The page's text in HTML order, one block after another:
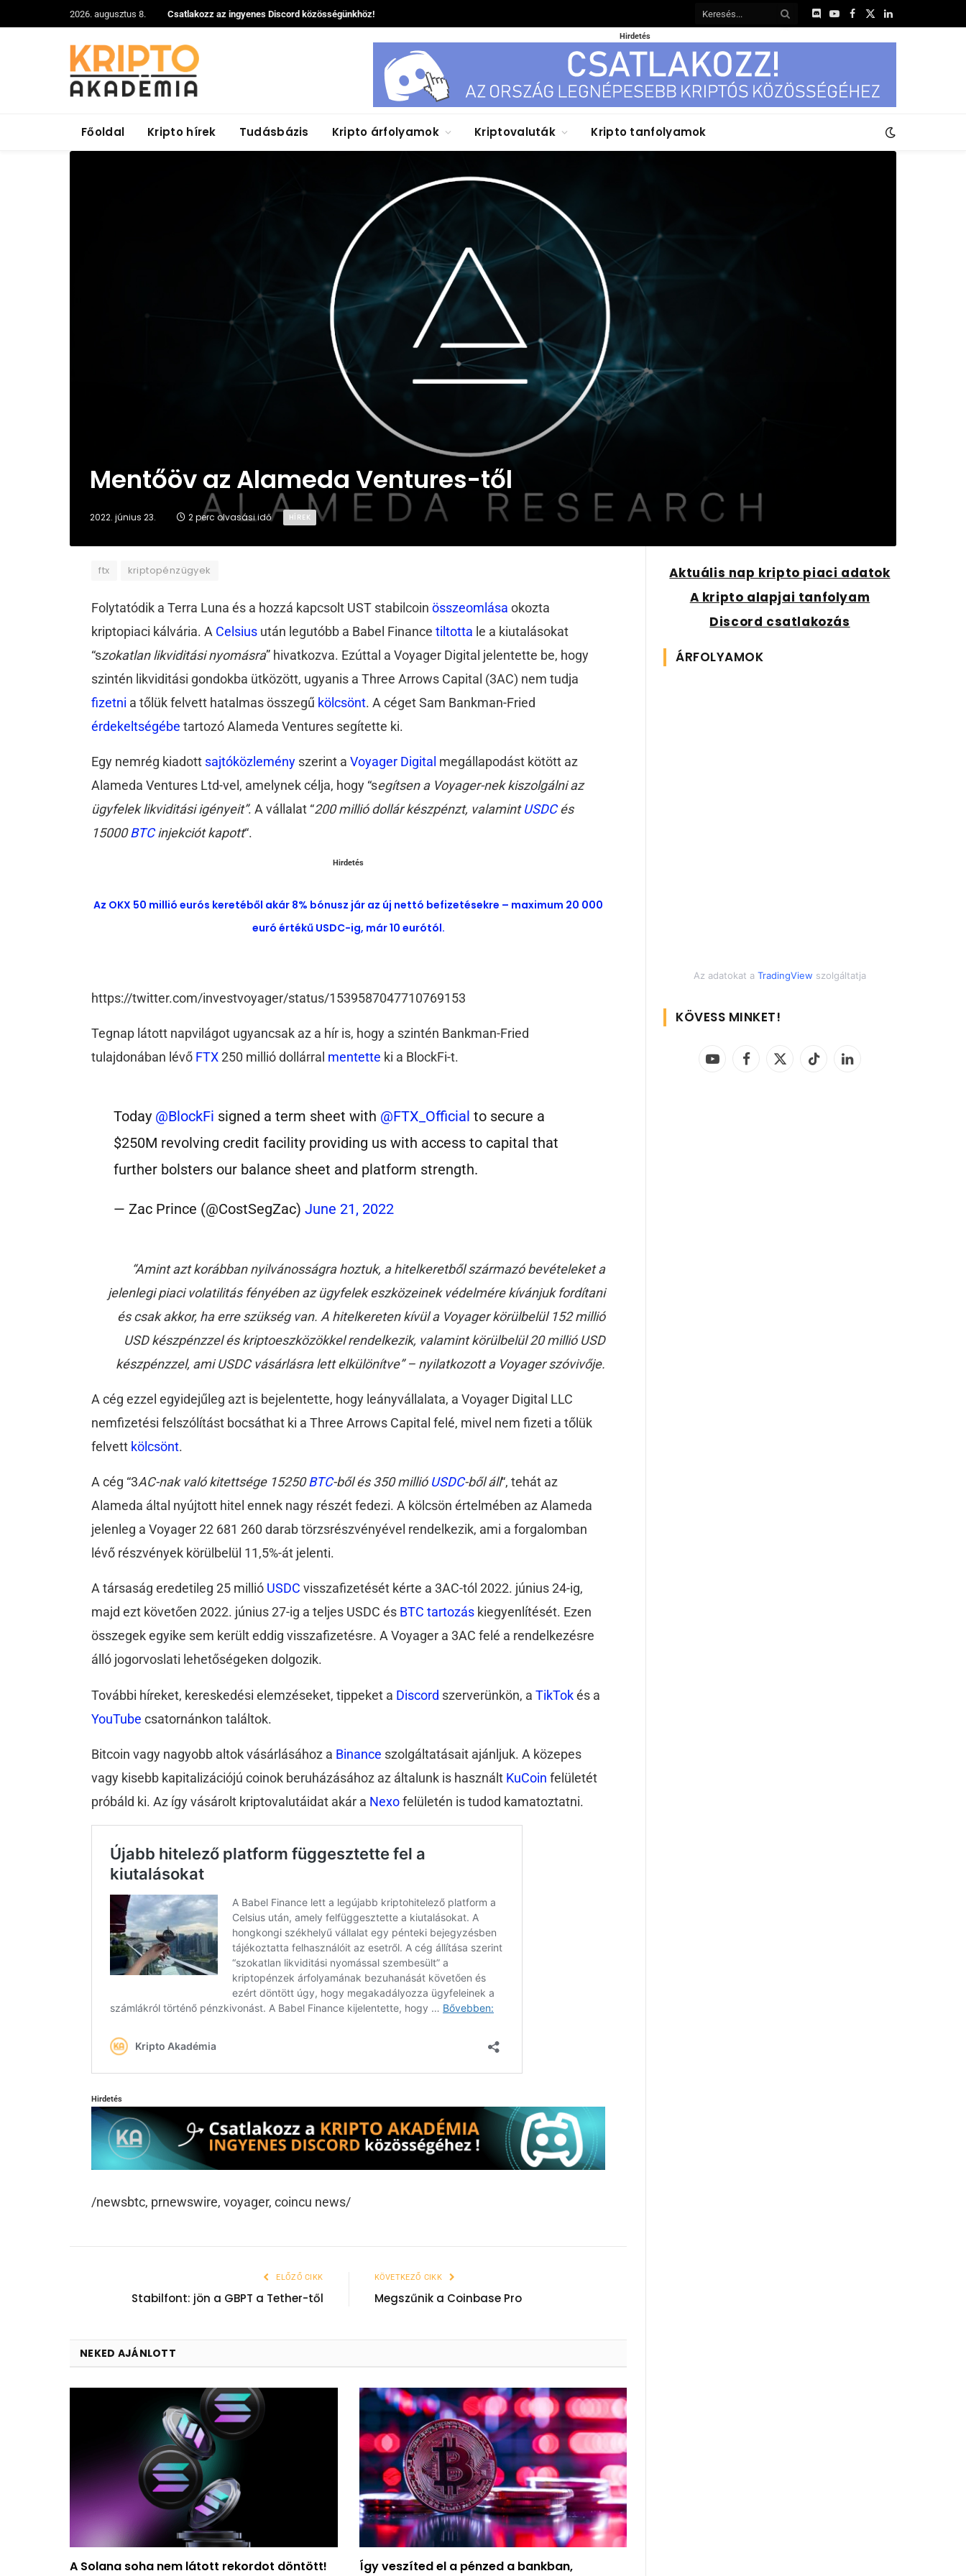
2026. augusztus 8. Csatlakozz az ingyenes Discord közösségünkhöz!
DiscordYouTube
Facebook
X
LinkedIn
Hirdetés
Főoldal Kripto hírek Tudásbázis Kripto árfolyamok Kriptovaluták Kripto tanfolyamok
Mentőöv az Alameda Ventures-től
2022. június 23. 2 perc olvasási idő HÍREK
ftx kriptopénzügyek
Folytatódik a Terra Luna és a hozzá kapcsolt UST stabilcoinösszeomlása okozta
kriptopiaci kálvária. A Celsius után legutóbb a Babel Financetiltotta le a kiutalásokat
“szokatlan likviditási nyomásra” hivatkozva. Ezúttal a Voyager Digital jelentette be, hogy
szintén likviditási gondokba ütközött, ugyanis a Three Arrows Capital (3AC) nem tudja
fizetni a tőlük felvett hatalmas összegű kölcsönt. A céget Sam Bankman-Fried
érdekeltségébe tartozó Alameda Ventures segítette ki.
Egy nemrég kiadott sajtóközlemény szerint aVoyager Digital megállapodást kötött az
Alameda Ventures Ltd-vel, amelynek célja, hogy “segítsen a Voyager-nek kiszolgálni az
ügyfelek likviditási igényeit”. A vállalat “200 millió dollár készpénzt, valamintUSDCés
15000BTCinjekciót kapott“.
Hirdetés
Az OKX 50 millió eurós keretéből akár 8% bónusz jár az új nettó befizetésekre – maximum 20 000
euró értékű USDC-ig, már 10 eurótól.
https://twitter.com/investvoyager/status/1539587047710769153
Tegnap látott napvilágot ugyancsak az a hír is, hogy a szintén Bankman-Fried
tulajdonában lévő FTX250 millió dollárral mentette ki a BlockFi-t.
Today @BlockFi signed a term sheet with @FTX_Official to secure a
$250M revolving credit facility providing us with access to capital that
further bolsters our balance sheet and platform strength.
— Zac Prince (@CostSegZac) June 21, 2022
“Amint azt korábban nyilvánosságra hoztuk, a hitelkeretből származó bevételeket a
jelenlegi piaci volatilitás fényében az ügyfelek eszközeinek védelmére kívánjuk fordítani
és csak akkor, ha erre szükség van. A hitelkereten kívül a Voyager körülbelül 152 millió
USD készpénzzel és kriptoeszközökkel rendelkezik, valamint körülbelül 20 millió USD
készpénzzel, ami USDC vásárlásra lett elkülönítve” – nyilatkozott a Voyager szóvivője.
A cég ezzel egyidejűleg azt is bejelentette, hogy leányvállalata, a Voyager Digital LLC
nemfizetési felszólítást bocsáthat ki a Three Arrows Capital felé, mivel nem fizeti a tőlük
felvett kölcsönt.
A cég “3AC-nak való kitettsége 15250BTC-ből és 350 millió USDC-ből áll“, tehát az
Alameda által nyújtott hitel ennek nagy részét fedezi. A kölcsön értelmében az Alameda
jelenleg a Voyager 22 681 260 darab törzsrészvényével rendelkezik, ami a forgalomban
lévő részvények körülbelül 11,5%-át jelenti.
A társaság eredetileg 25 millió USDC visszafizetését kérte a 3AC-tól 2022. június 24-ig,
majd ezt követően 2022. június 27-ig a teljes USDC és BTC tartozás kiegyenlítését. Ezen
összegek egyike sem került eddig visszafizetésre. A Voyager a 3AC felé a rendelkezésre
álló jogorvoslati lehetőségeken dolgozik.
További híreket, kereskedési elemzéseket, tippeket a Discord szerverünkön, aTikTokés a
YouTube csatornánkon találtok.
Bitcoin vagy nagyobb altok vásárlásához a Binance szolgáltatásait ajánljuk. A közepes
vagy kisebb kapitalizációjú coinok beruházásához az általunk is használt KuCoin felületét
próbáld ki. Az így vásárolt kriptovalutáidat akár a Nexofelületén is tudod kamatoztatni.
Hirdetés
/newsbtc, prnewswire, voyager, coincu news/
ELŐZŐ CIKK
Stabilfont: jön a GBPT a Tether-től
KÖVETKEZŐ CIKK
Megszűnik a Coinbase Pro
NEKED AJÁNLOTT
A Solana soha nem látott rekordot döntött!
Így veszíted el a pénzed a bankban,
Aktuális nap kripto piaci adatok
A kripto alapjai tanfolyam
Discord csatlakozás
ÁRFOLYAMOK
Az adatokat a TradingView szolgáltatja
KÖVESS MINKET!
YouTubeFacebook
X
TikTok LinkedIn